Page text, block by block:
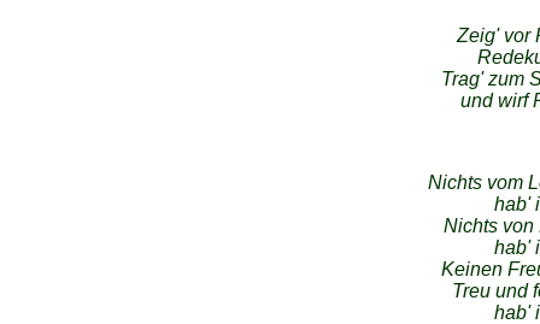
Zeig' vor
Trag' zum
und wirf
Nichts vom
hab'
Nichts von
hab'
Keinen
Treu und
hab'